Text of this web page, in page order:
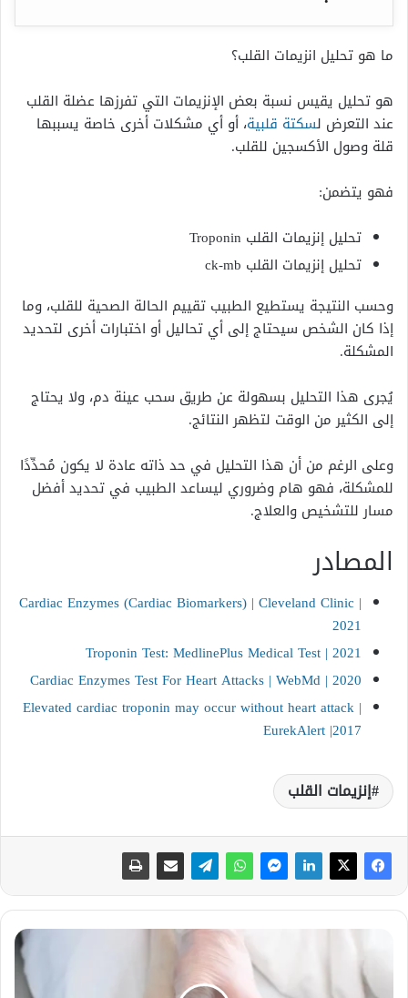
ما هو تحليل انزيمات القلب؟
هو تحليل يقيس نسبة بعض الإنزيمات التي تفرزها عضلة القلب
عند التعرض لسكتة قلبية، أو أي مشكلات أخرى خاصة يسببها
قلة وصول الأكسجين للقلب.
فهو يتضمن:
تحليل إنزيمات القلب Troponin
تحليل إنزيمات القلب ck-mb
وحسب النتيجة يستطيع الطبيب تقييم الحالة الصحية للقلب، وما
إذا كان الشخص سيحتاج إلى أي تحاليل أو اختبارات أخرى لتحديد
المشكلة.
يُجرى هذا التحليل بسهولة عن طريق سحب عينة دم، ولا يحتاج
إلى الكثير من الوقت لتظهر النتائج.
وعلى الرغم من أن هذا التحليل في حد ذاته عادة لا يكون مُحدِّدًا
للمشكلة، فهو هام وضروري ليساعد الطبيب في تحديد أفضل
مسار للتشخيص والعلاج.
المصادر
Cardiac Enzymes (Cardiac Biomarkers) | Cleveland Clinic |
2021
Troponin Test: MedlinePlus Medical Test | 2021
Cardiac Enzymes Test For Heart Attacks | WebMd | 2020
Elevated cardiac troponin may occur without heart attack |
EurekAlert |2017
إنزيمات القلب